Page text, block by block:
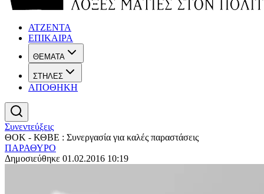
ΑΤΖΕΝΤΑ
ΕΠΙΚΑΙΡΑ
ΘΕΜΑΤΑ
ΣΤΗΛΕΣ
ΑΠΟΘΗΚΗ
Συνεντεύξεις
ΘΟΚ - ΚΘΒΕ : Συνεργασία για καλές παραστάσεις
ΠΑΡΑΘΥΡΟ
Δημοσιεύθηκε 01.02.2016 10:19